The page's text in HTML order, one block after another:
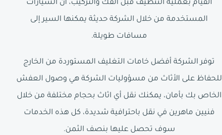
القيام بعملية التنظيف قبل الفك والتركيب، أن السيارات
المستخدمة من خلال الشركة حديثة يمكنها السير إلى
مسافات طويلة.
توفر الشركة أفضل خامات التغليف المستوردة من الخارج
للحفاظ على الأثاث من مسؤوليات الشركة هي وصول العفش
الخاص بك بأمان، يمكنك نقل أي اثاث بحجام مختلفة من خلال
فنيين ماهرين في نقل باحترافية شديدة، كل هذه الخدمات
سوف تحصل عليها بنصف الثمن.